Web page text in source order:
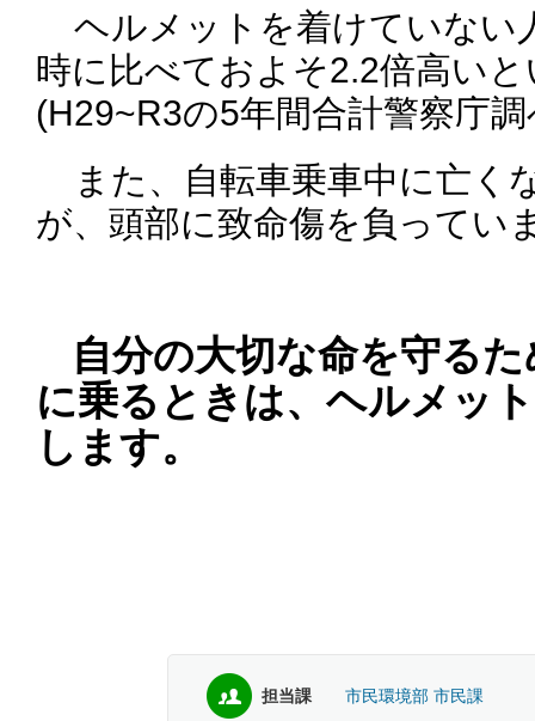
ヘルメットを着けていない
時に比べておよそ2.2倍高い
(H29~R3の5年間合計警察庁
また、自転車乗車中に亡く
が、頭部に致命傷を負ってい
自分の大切な命を守る
に乗るときは、ヘルメッ
します。
担当課 市民環境部 市民課